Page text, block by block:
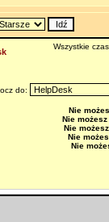
Wszystkie
do:
Nie
Nie możesz
Nie możesz
Nie
Nie